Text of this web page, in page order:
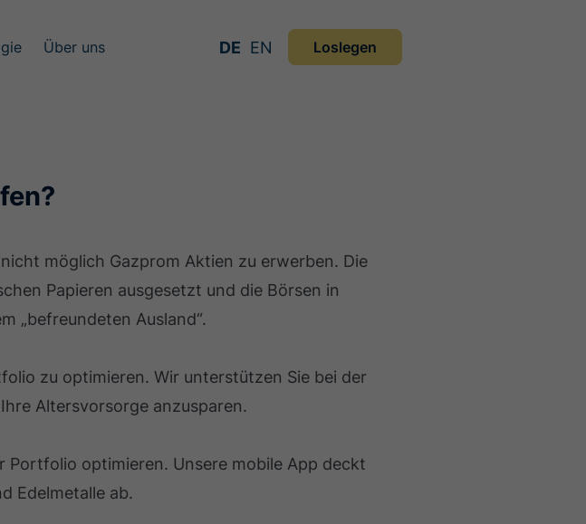
Über uns DE EN Loslegen
möglich Gazprom Aktien zu erwerben. Die
Papieren ausgesetzt und die Börsen in
„befreundeten Ausland“.
zu optimieren. Wir unterstützen Sie bei der
Altersvorsorge anzusparen.
Portfolio optimieren. Unsere mobile App deckt
Edelmetalle ab.